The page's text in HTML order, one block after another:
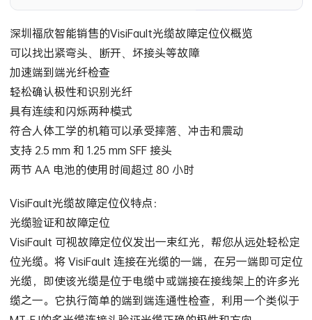
深圳福欣智能销售的VisiFault光缆故障定位仪概览
可以找出紧弯头、断开、坏接头等故障
加速端到端光纤检查
轻松确认极性和识别光纤
具有连续和闪烁两种模式
符合人体工学的机箱可以承受摔落、冲击和震动
支持 2.5 mm 和 1.25 mm SFF 接头
两节 AA 电池的使用时间超过 80 小时
VisiFault光缆故障定位仪特点：
光缆验证和故障定位
VisiFault 可视故障定位仪发出一束红光，帮您从远处轻松定
位光缆。将 VisiFault 连接在光缆的一端，在另一端即可定位
光缆，即使该光缆是位于电缆中或端接在接线架上的许多光
缆之一。它执行简单的端到端连通性检查，利用一个类似于